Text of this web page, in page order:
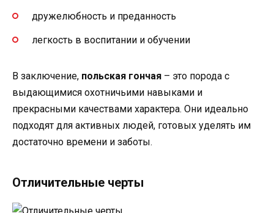
дружелюбность и преданность
легкость в воспитании и обучении
В заключение, польская гончая – это порода с
выдающимися охотничьими навыками и
прекрасными качествами характера. Они идеально
подходят для активных людей, готовых уделять им
достаточно времени и заботы.
Отличительные черты